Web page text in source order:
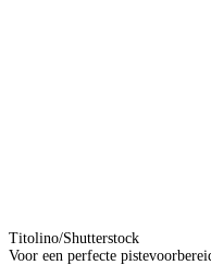
Titolino/Shutterstock
Voor een perfecte